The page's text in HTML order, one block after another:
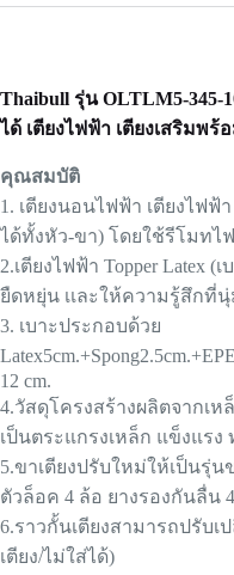
Thaibull รุ่น OLTLM5-345-
ได้ เตียงไฟฟ้า เตียงเสริมพร้
คุณสมบัติ
1. เตียงนอนไฟฟ้า เตียงไฟ
ได้ทั้งหัว-ขา) โดยใช้รีโมทไ
2.เตียงไฟฟ้า Topper Latex
ยืดหยุ่น เเละให้ความรู้สึกที่
3. เบาะประกอบด้วย
12 cm.
4.วัสดุโครงสร้างผลิตจากเ
เป็นตระแกรงเหล็ก แข็งแร
5.ขาเตียงปรับใหม่ให้เป็นรุ่
ตัวล็อค 4 ล้อ ยางรองกันลื่น
6.ราวกั้นเตียงสามารถปรับเ
เตียง/ไม่ใส่ได้)